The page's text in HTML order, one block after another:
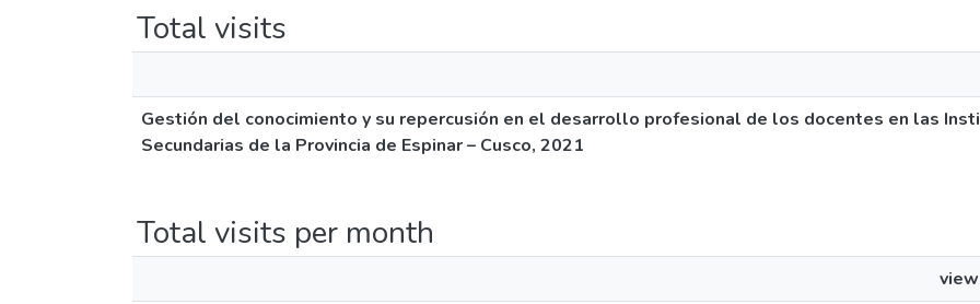
Total visits
Gestión del conocimiento y su repercusión en el desarrollo profesional de los docentes en las
Secundarias de la Provincia de Espinar – Cusco, 2021
Total visits per month